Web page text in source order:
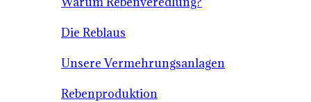
Die Reblaus
Unsere Vermehrungsanlagen
Rebenproduktion